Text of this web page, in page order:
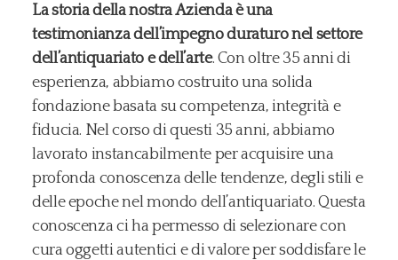
La storia della nostra Azienda è una
testimonianza dell’impegno duraturo nel settore
dell’antiquariato e dell’arte. Con oltre 35 anni di
esperienza, abbiamo costruito una solida
fondazione basata su competenza, integrità e
fiducia. Nel corso di questi 35 anni, abbiamo
lavorato instancabilmente per acquisire una
profonda conoscenza delle tendenze, degli stili e
delle epoche nel mondo dell’antiquariato. Questa
conoscenza ci ha permesso di selezionare con
cura oggetti autentici e di valore per soddisfare le